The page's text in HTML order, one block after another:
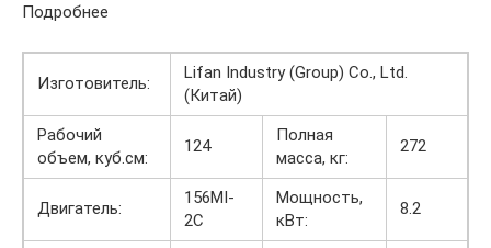
Подробнее
Изготовитель:
Lifan Industry (Group) Co., Ltd.
(Китай)
Рабочий
объем, куб.см:
124
Полная
масса, кг:
272
Двигатель:
156MI-
2C
Мощность,
кВт:
8.2